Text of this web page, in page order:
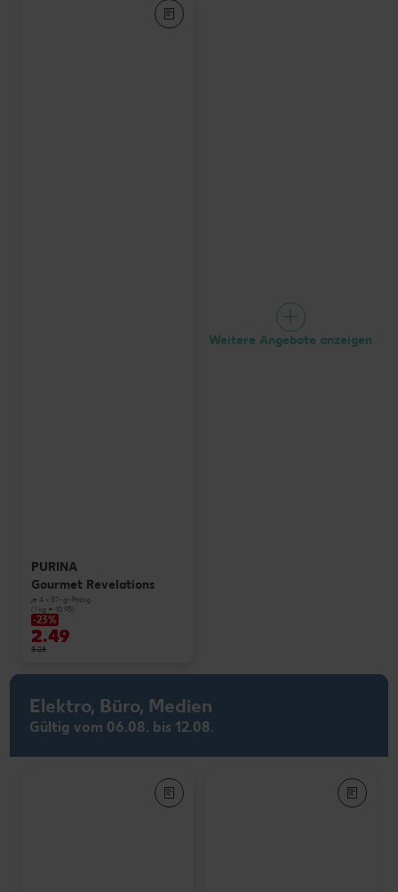
PURINA
Gourmet Revelations
je 4 x 57-g-Packg.
(1 kg = 10.93)
-23%
2.49
3.25
Weitere Angebote anzeigen
Elektro, Büro, Medien
Gültig vom 06.08. bis 12.08.